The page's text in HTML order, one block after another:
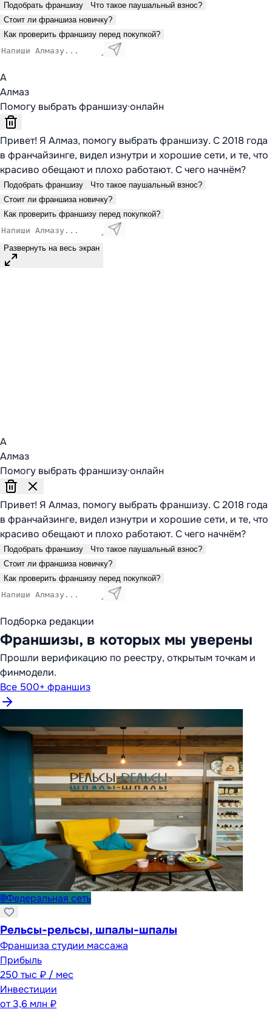
Подобрать франшизу
Что такое паушальный взнос?
Стоит ли франшиза новичку?
Как проверить франшизу перед покупкой?
А
Алмаз
Помогу выбрать франшизу·онлайн
Привет! Я Алмаз, помогу выбрать франшизу. С 2018 года
в франчайзинге, видел изнутри и хорошие сети, и те, что
красиво обещают и плохо работают. С чего начнём?
Подобрать франшизу
Что такое паушальный взнос?
Стоит ли франшиза новичку?
Как проверить франшизу перед покупкой?
Развернуть на весь экран
А
Алмаз
Помогу выбрать франшизу·онлайн
Привет! Я Алмаз, помогу выбрать франшизу. С 2018 года
в франчайзинге, видел изнутри и хорошие сети, и те, что
красиво обещают и плохо работают. С чего начнём?
Подобрать франшизу
Что такое паушальный взнос?
Стоит ли франшиза новичку?
Как проверить франшизу перед покупкой?
Подборка редакции
Франшизы, в которых мы уверены
Прошли верификацию по реестру, открытым точкам и
финмодели.
Все 500+ франшиз
🌐Федеральная сеть
Рельсы-рельсы, шпалы-шпалы
Франшиза студии массажа
Прибыль
250 тыс ₽ / мес
Инвестиции
от3,6 млн ₽